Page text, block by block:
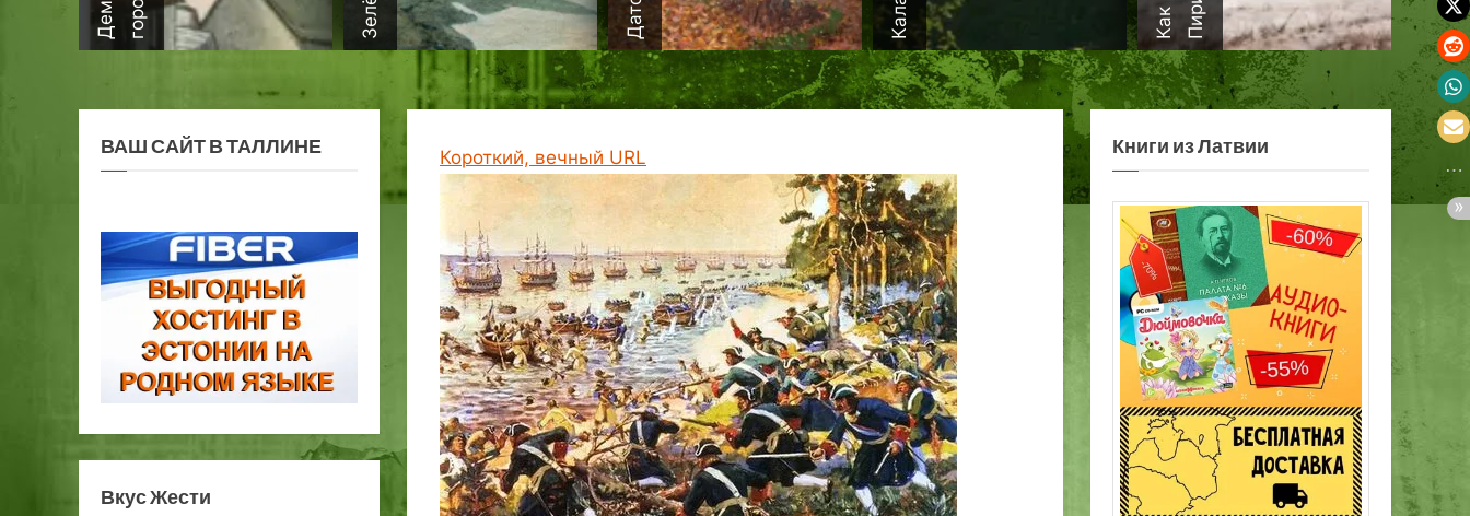
Короткий, вечный URL
ВАШ САЙТ В ТАЛЛИНЕ
Вкус Жести
Книги из Латвии